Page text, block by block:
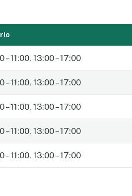
– 11:00, 13:00 – 17:00
– 11:00, 13:00 – 17:00
– 11:00, 13:00 – 17:00
– 11:00, 13:00 – 17:00
– 11:00, 13:00 – 17:00